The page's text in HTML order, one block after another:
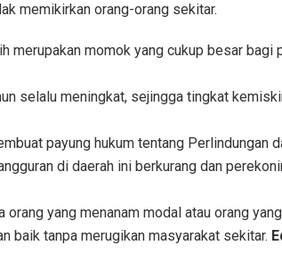
memikirkan orang-orang sekitar.
merupakan momok yang cukup besar bagi
selalu meningkat, sejingga tingkat
payung hukum tentang Perlindungan
di daerah ini berkurang dan
yang menanam modal atau orang
baik tanpa merugikan masyarakat sekitar.